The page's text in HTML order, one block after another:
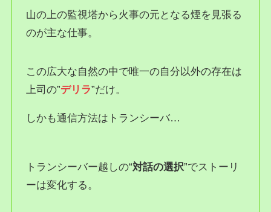
山の上の監視塔から火事の元となる煙を見張る
のが主な仕事。
この広大な自然の中で唯一の自分以外の存在は
上司の”デリラ”だけ。
しかも通信方法はトランシーバ…
トランシーバー越しの“対話の選択”でストーリ
ーは変化する。